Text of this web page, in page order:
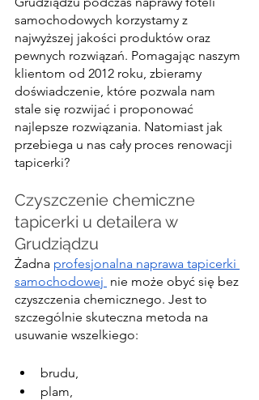
samochodowych korzystamy z
najwyższej jakości produktów oraz
pewnych rozwiązań. Pomagając naszym
klientom od 2012 roku, zbieramy
doświadczenie, które pozwala nam
stale się rozwijać i proponować
najlepsze rozwiązania. Natomiast jak
przebiega u nas cały proces renowacji
tapicerki?
Czyszczenie chemiczne
tapicerki u detailera w
Grudziądzu
Żadna profesjonalna naprawa tapicerki
samochodowej nie może obyć się bez
czyszczenia chemicznego. Jest to
szczególnie skuteczna metoda na
usuwanie wszelkiego:
brudu,
plam,